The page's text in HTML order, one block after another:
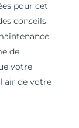
pour cet
conseils
de
votre
de votre